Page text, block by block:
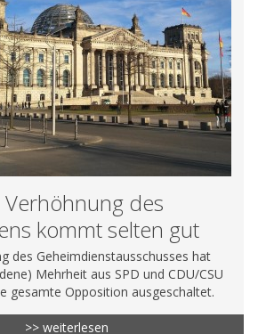
des
kommt selten gut
des Geheimdienstausschusses hat
Mehrheit aus SPD und CDU/CSU
gesamte Opposition ausgeschaltet.
>> weiterlesen